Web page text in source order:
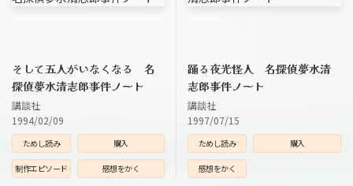
そして五人がいなくなる 名
探偵夢水清志郎事件ノート
講談社
1994/02/09
ためし読み 購入
制作エピソード 感想をかく
踊る夜光怪人 名探偵夢水清
志郎事件ノート
講談社
1997/07/15
ためし読み 購入
感想をかく